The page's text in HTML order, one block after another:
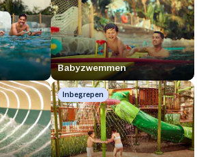
Babyzwemmen
Inbegrepen